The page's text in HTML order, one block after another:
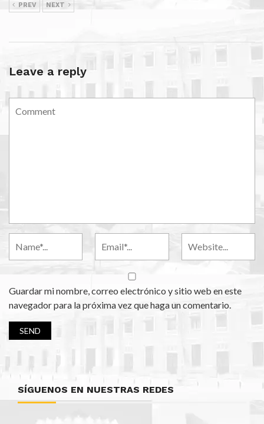
PREV NEXT
Leave a reply
Guardar mi nombre, correo electrónico y sitio web en este
navegador para la próxima vez que haga un comentario.
SÍGUENOS EN NUESTRAS REDES